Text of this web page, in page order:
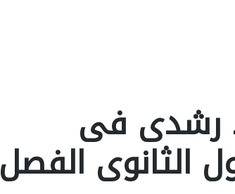
رشدى فى
الثانوى الفصل